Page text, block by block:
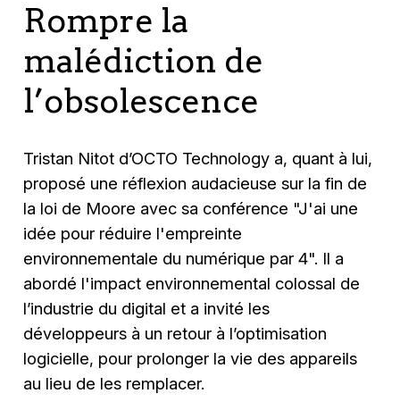
Rompre la
malédiction de
l’obsolescence
Tristan Nitot d’OCTO Technology a, quant à lui,
proposé une réflexion audacieuse sur la fin de
la loi de Moore avec sa conférence "J'ai une
idée pour réduire l'empreinte
environnementale du numérique par 4". Il a
abordé l'impact environnemental colossal de
l’industrie du digital et a invité les
développeurs à un retour à l’optimisation
logicielle, pour prolonger la vie des appareils
au lieu de les remplacer.